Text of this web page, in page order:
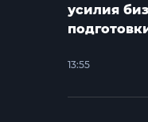
усилия
13:55